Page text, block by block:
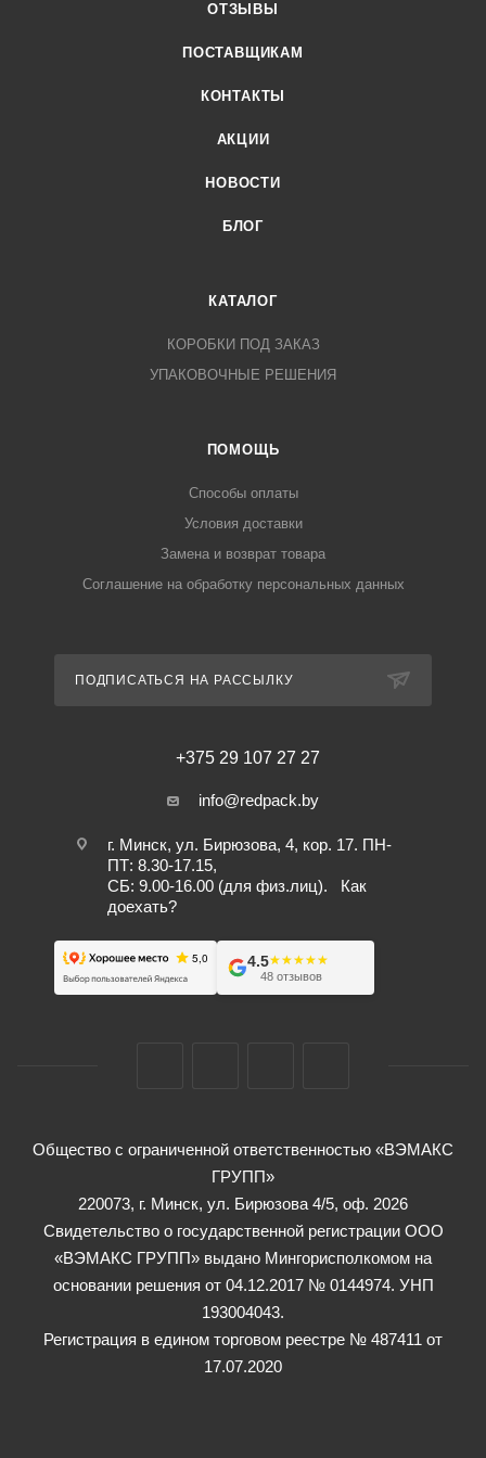
ОТЗЫВЫ
ПОСТАВЩИКАМ
КОНТАКТЫ
АКЦИИ
НОВОСТИ
БЛОГ
КАТАЛОГ
КОРОБКИ ПОД ЗАКАЗ
УПАКОВОЧНЫЕ РЕШЕНИЯ
ПОМОЩЬ
Способы оплаты
Условия доставки
Замена и возврат товара
Соглашение на обработку персональных данных
ПОДПИСАТЬСЯ НА РАССЫЛКУ
+375 29 107 27 27
info@redpack.by
г. Минск, ул. Бирюзова, 4, кор. 17. ПН-
ПТ: 8.30-17.15,
СБ: 9.00-16.00 (для физ.лиц). Как
доехать?
4.5★★★★★
★★★★★
48 отзывов
Общество с ограниченной ответственностью «ВЭМАКС
ГРУПП»
220073, г. Минск, ул. Бирюзова 4/5, оф. 2026
Свидетельство о государственной регистрации ООО
«ВЭМАКС ГРУПП» выдано Мингорисполкомом на
основании решения от 04.12.2017 № 0144974. УНП
193004043.
Регистрация в едином торговом реестре № 487411 от
17.07.2020